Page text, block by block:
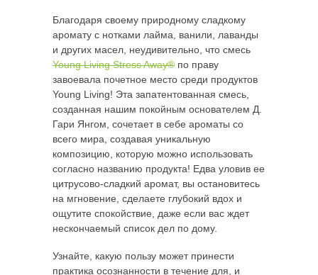
Благодаря своему природному сладкому
аромату с нотками лайма, ванили, лаванды
и других масел, неудивительно, что смесь
Young Living Stress Away® по праву
завоевала почетное место среди продуктов
Young Living! Эта запатентованная смесь,
созданная нашим покойным основателем Д.
Гари Янгом, сочетает в себе ароматы со
всего мира, создавая уникальную
композицию, которую можно использовать
согласно названию продукта! Едва уловив ее
цитрусово-сладкий аромат, вы остановитесь
на мгновение, сделаете глубокий вдох и
ощутите спокойствие, даже если вас ждет
нескончаемый список дел по дому.
Узнайте, какую пользу может принести
практика осознанности в течение для, и